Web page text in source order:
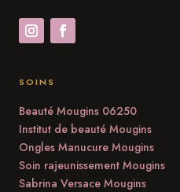
SOINS
Beauté Mougins 06250
Institut de beauté Mougins
Ongles Manucure Mougins
Soin rajeunissement Mougins
Sabrina Versace Mougins